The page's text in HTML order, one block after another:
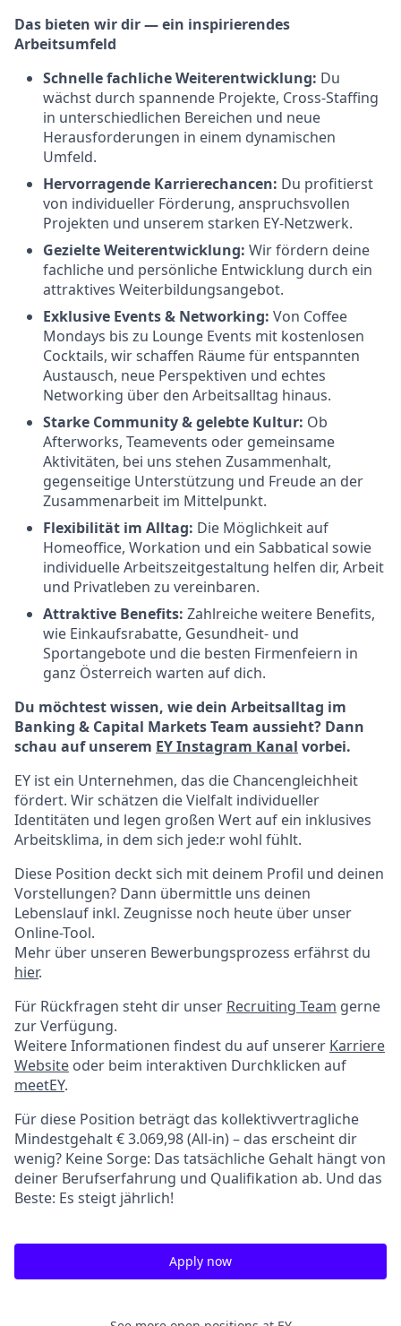
Das bieten wir dir — ein inspirierendes
Arbeitsumfeld
Schnelle fachliche Weiterentwicklung: Du
wächst durch spannende Projekte, Cross-Staffing
in unterschiedlichen Bereichen und neue
Herausforderungen in einem dynamischen
Umfeld.
Hervorragende Karrierechancen: Du profitierst
von individueller Förderung, anspruchsvollen
Projekten und unserem starken EY-Netzwerk.
Gezielte Weiterentwicklung: Wir fördern deine
fachliche und persönliche Entwicklung durch ein
attraktives Weiterbildungsangebot.
Exklusive Events & Networking: Von Coffee
Mondays bis zu Lounge Events mit kostenlosen
Cocktails, wir schaffen Räume für entspannten
Austausch, neue Perspektiven und echtes
Networking über den Arbeitsalltag hinaus.
Starke Community & gelebte Kultur: Ob
Afterworks, Teamevents oder gemeinsame
Aktivitäten, bei uns stehen Zusammenhalt,
gegenseitige Unterstützung und Freude an der
Zusammenarbeit im Mittelpunkt.
Flexibilität im Alltag: Die Möglichkeit auf
Homeoffice, Workation und ein Sabbatical sowie
individuelle Arbeitszeitgestaltung helfen dir, Arbeit
und Privatleben zu vereinbaren.
Attraktive Benefits: Zahlreiche weitere Benefits,
wie Einkaufsrabatte, Gesundheit- und
Sportangebote und die besten Firmenfeiern in
ganz Österreich warten auf dich.
Du möchtest wissen, wie dein Arbeitsalltag im
Banking & Capital Markets Team aussieht? Dann
schau auf unserem EY Instagram Kanal vorbei.
EY ist ein Unternehmen, das die Chancengleichheit
fördert. Wir schätzen die Vielfalt individueller
Identitäten und legen großen Wert auf ein inklusives
Arbeitsklima, in dem sich jede:r wohl fühlt.
Diese Position deckt sich mit deinem Profil und deinen
Vorstellungen? Dann übermittle uns deinen
Lebenslauf inkl. Zeugnisse noch heute über unser
Online-Tool.
Mehr über unseren Bewerbungsprozess erfährst du
hier.
Für Rückfragen steht dir unser Recruiting Team gerne
zur Verfügung.
Weitere Informationen findest du auf unserer Karriere
Website oder beim interaktiven Durchklicken auf
meetEY.
Für diese Position beträgt das kollektivvertragliche
Mindestgehalt € 3.069,98 (All-in) – das erscheint dir
wenig? Keine Sorge: Das tatsächliche Gehalt hängt von
deiner Berufserfahrung und Qualifikation ab. Und das
Beste: Es steigt jährlich!
Apply now